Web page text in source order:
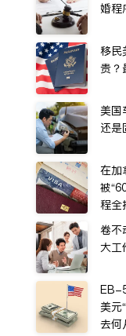
婚程
移民
贵？
美国
还是
在加
被
程全
卷不
大工
EB-
美元
去何